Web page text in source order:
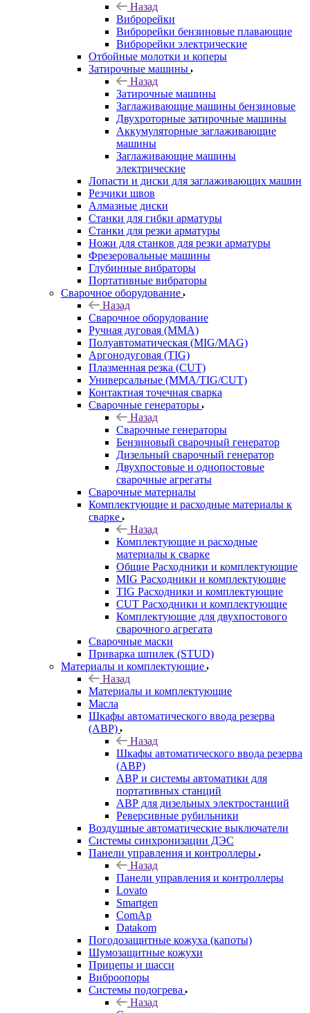
Назад
Виброрейки
Виброрейки бензиновые плавающие
Виброрейки электрические
Отбойные молотки и коперы
Затирочные машины
Назад
Затирочные машины
Заглаживающие машины бензиновые
Двухроторные затирочные машины
Аккумуляторные заглаживающие
машины
Заглаживающие машины
электрические
Лопасти и диски для заглаживающих машин
Резчики швов
Алмазные диски
Станки для гибки арматуры
Станки для резки арматуры
Ножи для станков для резки арматуры
Фрезеровальные машины
Глубинные вибраторы
Портативные вибраторы
Сварочное оборудование
Назад
Сварочное оборудование
Ручная дуговая (MMA)
Полуавтоматическая (MIG/MAG)
Аргонодуговая (TIG)
Плазменная резка (CUT)
Универсальные (MMA/TIG/CUT)
Контактная точечная сварка
Сварочные генераторы
Назад
Сварочные генераторы
Бензиновый сварочный генератор
Дизельный сварочный генератор
Двухпостовые и однопостовые
сварочные агрегаты
Сварочные материалы
Комплектующие и расходные материалы к
сварке
Назад
Комплектующие и расходные
материалы к сварке
Общие Расходники и комплектующие
MIG Расходники и комплектующие
TIG Расходники и комплектующие
CUT Расходники и комплектующие
Комплектующие для двухпостового
сварочного агрегата
Сварочные маски
Приварка шпилек (STUD)
Материалы и комплектующие
Назад
Материалы и комплектующие
Масла
Шкафы автоматического ввода резерва
(АВР)
Назад
Шкафы автоматического ввода резерва
(АВР)
АВР и системы автоматики для
портативных станций
АВР для дизельных электростанций
Реверсивные рубильники
Воздушные автоматические выключатели
Системы синхронизации ДЭС
Панели управления и контроллеры
Назад
Панели управления и контроллеры
Lovato
Smartgen
ComAp
Datakom
Погодозащитные кожуха (капоты)
Шумозащитные кожухи
Прицепы и шасси
Виброопоры
Системы подогрева
Назад